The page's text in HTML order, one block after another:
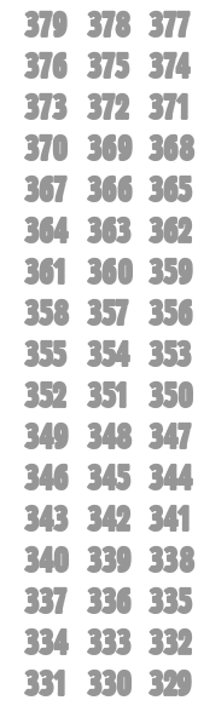
379 378 377
376 375 374
373 372 371
370 369 368
367 366 365
364 363 362
361 360 359
358 357 356
355 354 353
352 351 350
349 348 347
346 345 344
343 342 341
340 339 338
337 336 335
334 333 332
331 330 329